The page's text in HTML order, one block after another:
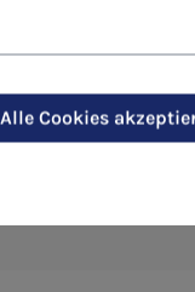
Alle Cookies